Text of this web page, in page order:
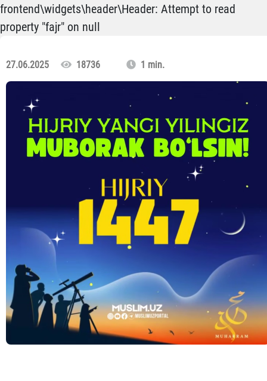
frontend\widgets\header\Header: Attempt to read
property "fajr" on null
27.06.2025 18736 1 min.